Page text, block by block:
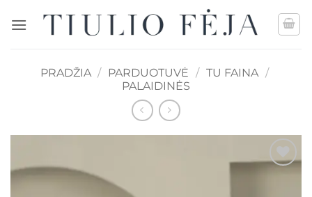
PRADŽIA / PARDUOTUVĖ / TU FAINA /
PALAIDINĖS